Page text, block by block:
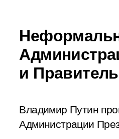
и
Владимир Путин
Администрации